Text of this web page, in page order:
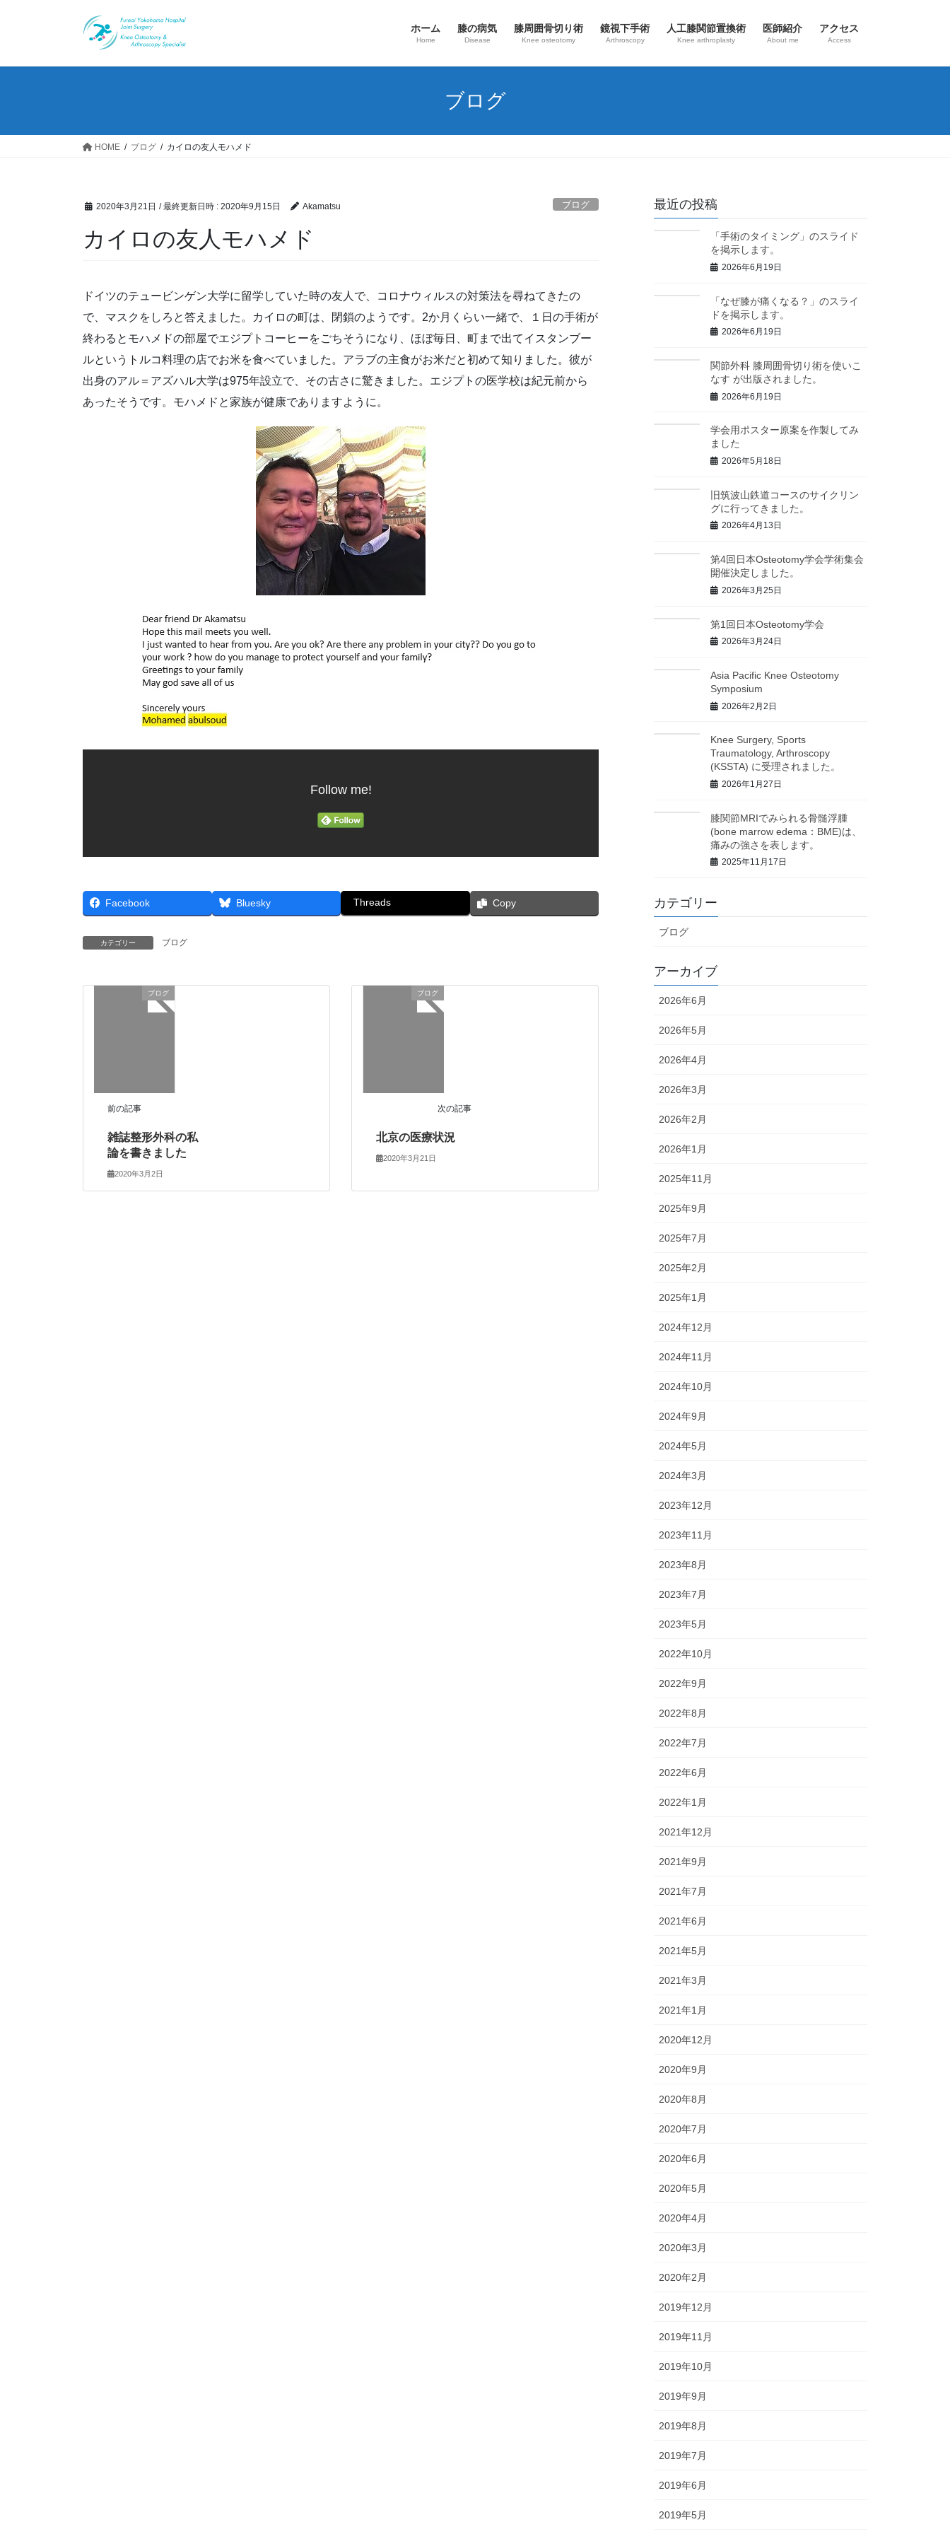
ホーム
Home
膝の病気
Disease
​膝周囲骨切り術
Knee osteotomy
鏡視下手術
Arthroscopy
人工膝関節置換術
Knee arthroplasty
医師紹介
About me
アクセス
Access
ブログ
HOME ブログ カイロの友人モハメド
2020年3月21日 / 最終更新日時 : 2020年9月15日 Akamatsu ブログ
カイロの友人モハメド
ドイツのテュービンゲン大学に留学していた時の友人で、コロナウィルスの対策法を尋ねてきたの
で、マスクをしろと答えました。カイロの町は、閉鎖のようです。2か月くらい一緒で、１日の手術が
終わるとモハメドの部屋でエジプトコーヒーをごちそうになり、ほぼ毎日、町まで出てイスタンブー
ルというトルコ料理の店でお米を食べていました。アラブの主食がお米だと初めて知りました。彼が
出身のアル＝アズハル大学は975年設立で、その古さに驚きました。エジプトの医学校は紀元前から
あったそうです。モハメドと家族が健康でありますように。
Follow me!
Facebook Bluesky Threads Copy
カテゴリー ブログ
ブログ
前の記事
雑誌整形外科の私
論を書きました
2020年3月2日
ブログ
次の記事
北京の医療状況
2020年3月21日
最近の投稿
「手術のタイミング」のスライド
を掲示します。
2026年6月19日
「なぜ膝が痛くなる？」のスライ
ドを掲示します。
2026年6月19日
関節外科 膝周囲骨切り術を使いこ
なす が出版されました。
2026年6月19日
学会用ポスター原案を作製してみ
ました
2026年5月18日
旧筑波山鉄道コースのサイクリン
グに行ってきました。
2026年4月13日
第4回日本Osteotomy学会学術集会
開催決定しました。
2026年3月25日
第1回日本Osteotomy学会
2026年3月24日
Asia Pacific Knee Osteotomy
Symposium
2026年2月2日
Knee Surgery, Sports
Traumatology, Arthroscopy
(KSSTA) に受理されました。
2026年1月27日
膝関節MRIでみられる骨髄浮腫
(bone marrow edema：BME)は、
痛みの強さを表します。
2025年11月17日
カテゴリー
ブログ
アーカイブ
2026年6月
2026年5月
2026年4月
2026年3月
2026年2月
2026年1月
2025年11月
2025年9月
2025年7月
2025年2月
2025年1月
2024年12月
2024年11月
2024年10月
2024年9月
2024年5月
2024年3月
2023年12月
2023年11月
2023年8月
2023年7月
2023年5月
2022年10月
2022年9月
2022年8月
2022年7月
2022年6月
2022年1月
2021年12月
2021年9月
2021年7月
2021年6月
2021年5月
2021年3月
2021年1月
2020年12月
2020年9月
2020年8月
2020年7月
2020年6月
2020年5月
2020年4月
2020年3月
2020年2月
2019年12月
2019年11月
2019年10月
2019年9月
2019年8月
2019年7月
2019年6月
2019年5月